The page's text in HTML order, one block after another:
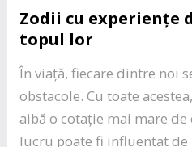
Zodii cu experiențe
topul lor
În viață, fiecare dintre noi
obstacole. Cu toate
aibă o cotație mai mare
lucru poate fi influențat